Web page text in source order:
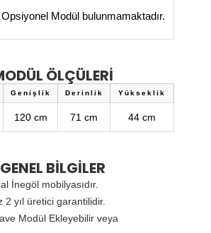
Opsiyonel Modül bulunmamaktadır.
ÖLÇÜLERİ
Genişlik Derinlik Yükseklik
120 cm 71 cm 44 cm
GENEL BİLGİLER
İnegöl mobilyasıdır.
yıl üretici garantilidir.
Modül Ekleyebilir veya